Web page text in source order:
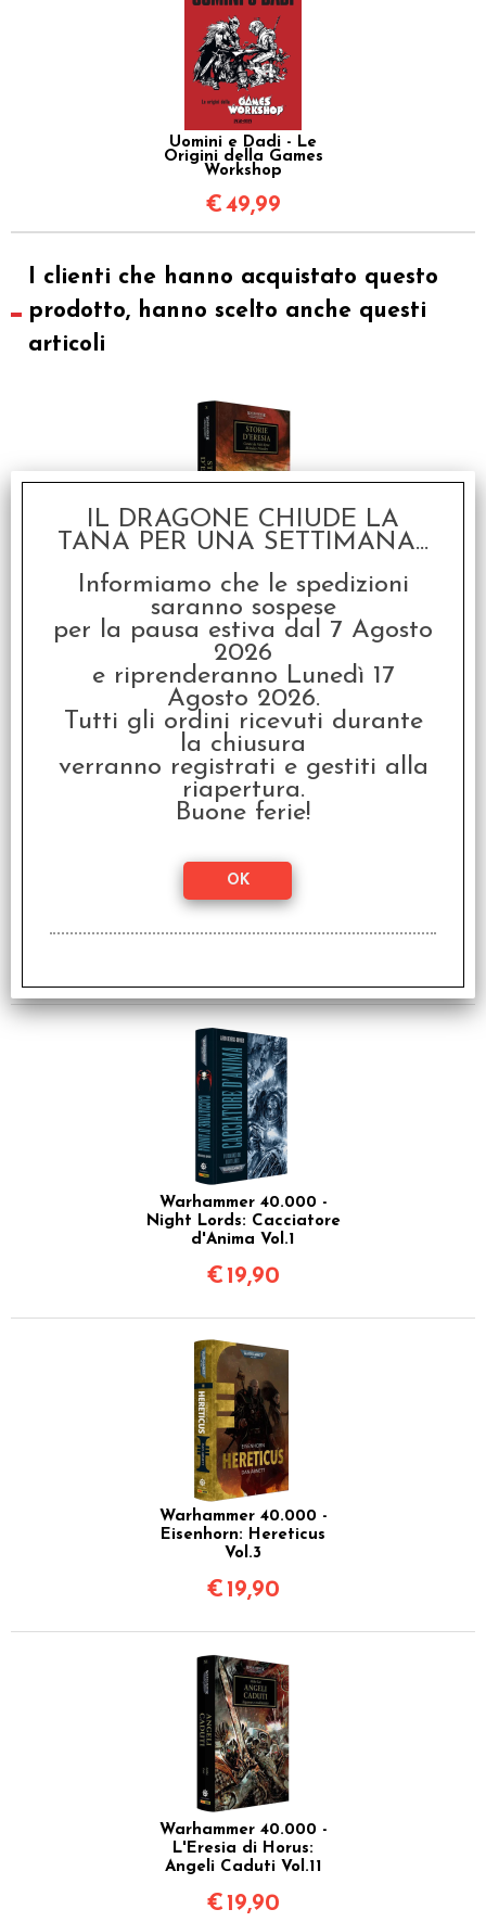
Uomini e Dadi - Le
Origini della Games
Workshop
€49,99
I clienti che hanno acquistato questo
prodotto, hanno scelto anche questi
articoli
Warhammer 40.000 -
L'Eresia di Horus: Storie
d'Eresia Vol.10
€ 19,90
Warhammer 40.000 -
L'Eresia di Horus:
Warhammer 40.000 -
Night Lords: Cacciatore
d'Anima Vol.1
€ 19,90
Warhammer 40.000 -
Eisenhorn: Hereticus
Vol.3
€ 19,90
Warhammer 40.000 -
L'Eresia di Horus:
Angeli Caduti Vol.11
€ 19,90
IL DRAGONE CHIUDE LA
TANA PER UNA SETTIMANA...
Informiamo che le spedizioni
saranno sospese
per la pausa estiva dal 7 Agosto
2026
e riprenderanno Lunedì 17
Agosto 2026.
Tutti gli ordini ricevuti durante
la chiusura
verranno registrati e gestiti alla
riapertura.
Buone ferie!